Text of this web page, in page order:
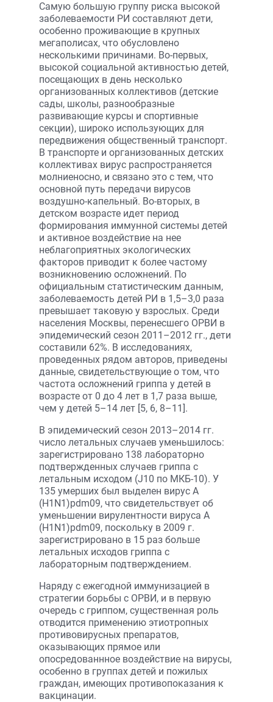
Самую большую группу риска высокой
заболеваемости РИ составляют дети,
особенно проживающие в крупных
мегаполисах, что обусловлено
несколькими причинами. Во-первых,
высокой социальной активностью детей,
посещающих в день несколько
организованных коллективов (детские
сады, школы, разнообразные
развивающие курсы и спортивные
секции), широко использующих для
передвижения общественный транспорт.
В транспорте и организованных детских
коллективах вирус распространяется
молниеносно, и связано это с тем, что
основной путь передачи вирусов
воздушно-капельный. Во-вторых, в
детском возрасте идет период
формирования иммунной системы детей
и активное воздействие на нее
неблагоприятных экологических
факторов приводит к более частому
возникновению осложнений. По
официальным статистическим данным,
заболеваемость детей РИ в 1,5–3,0 раза
превышает таковую у взрослых. Среди
населения Москвы, перенесшего ОРВИ в
эпидемический сезон 2011–2012 гг., дети
составили 62%. В исследованиях,
проведенных рядом авторов, приведены
данные, свидетельствующие о том, что
частота осложнений гриппа у детей в
возрасте от 0 до 4 лет в 1,7 раза выше,
чем у детей 5–14 лет [5, 6, 8–11].
В эпидемический сезон 2013–2014 гг.
число летальных случаев уменьшилось:
зарегистрировано 138 лабораторно
подтвержденных случаев гриппа с
летальным исходом (J10 по МКБ-10). У
135 умерших был выделен вирус А
(H1N1)pdm09, что свидетельствует об
уменьшении вирулентности вируса А
(H1N1)pdm09, поскольку в 2009 г.
зарегистрировано в 15 раз больше
летальных исходов гриппа с
лабораторным подтверждением.
Наряду с ежегодной иммунизацией в
стратегии борьбы с ОРВИ, и в первую
очередь с гриппом, существенная роль
отводится применению этиотропных
противовирусных препаратов,
оказывающих прямое или
опосредованнное воздействие на вирусы,
особенно в группах детей и пожилых
граждан, имеющих противопоказания к
вакцинации.